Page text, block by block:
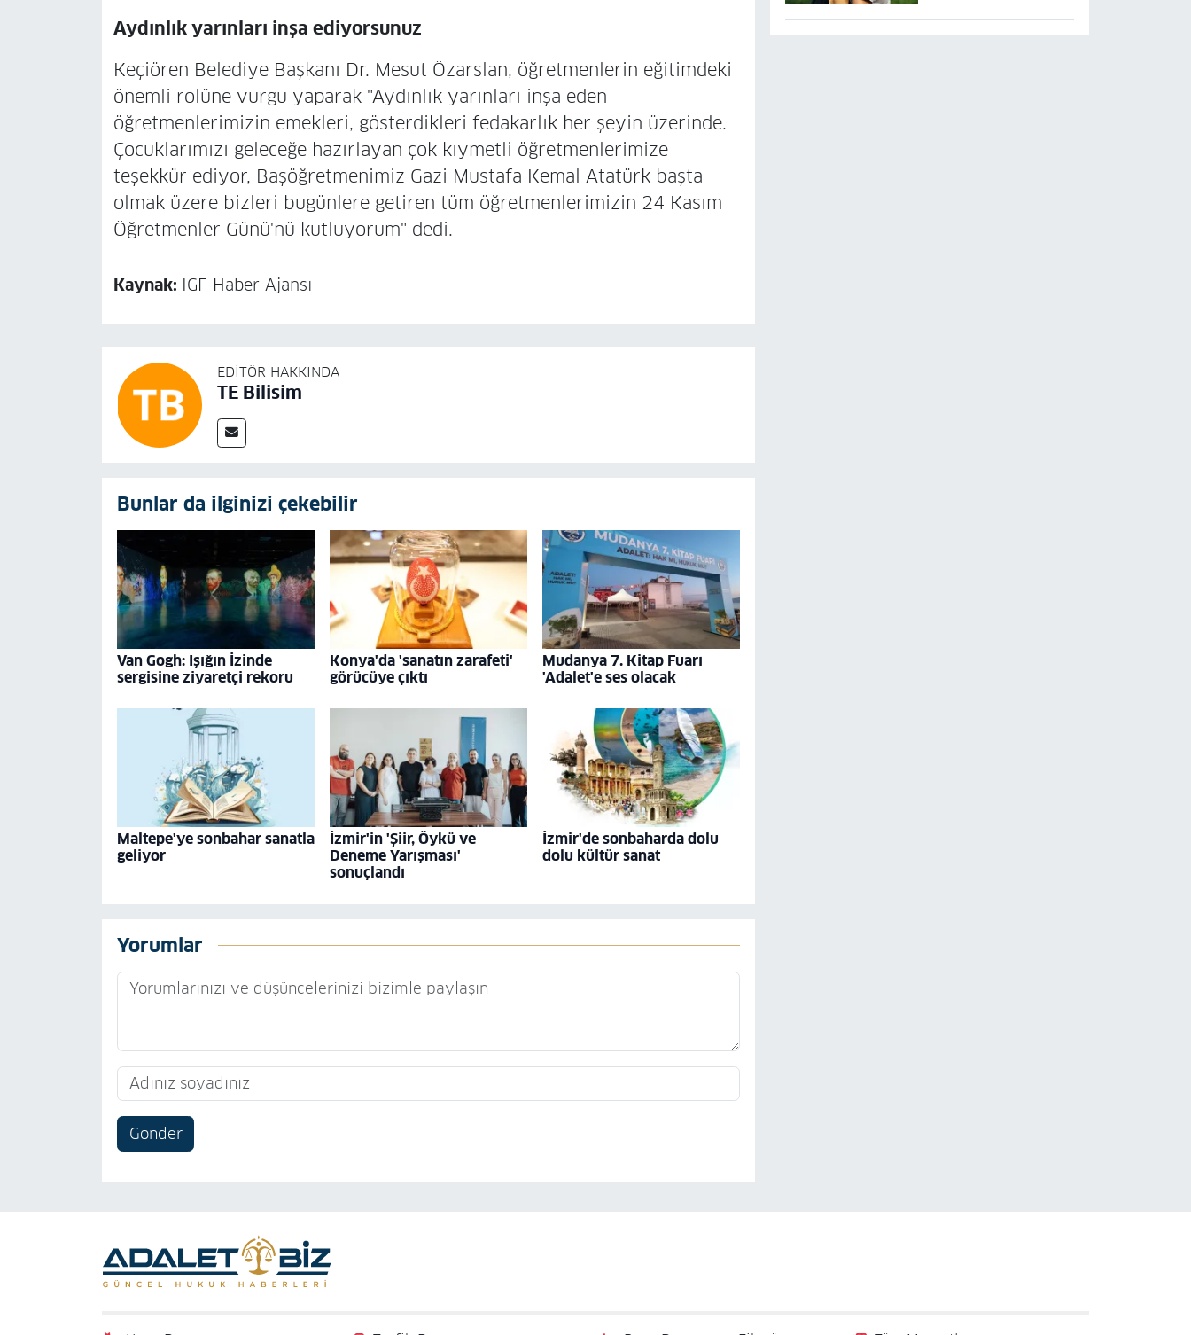
Aydınlık yarınları inşa ediyorsunuz
Keçiören Belediye Başkanı Dr. Mesut Özarslan, öğretmenlerin eğitimdeki
önemli rolüne vurgu yaparak "Aydınlık yarınları inşa eden
öğretmenlerimizin emekleri, gösterdikleri fedakarlık her şeyin üzerinde.
Çocuklarımızı geleceğe hazırlayan çok kıymetli öğretmenlerimize
teşekkür ediyor, Başöğretmenimiz Gazi Mustafa Kemal Atatürk başta
olmak üzere bizleri bugünlere getiren tüm öğretmenlerimizin 24 Kasım
Öğretmenler Günü'nü kutluyorum" dedi.
Kaynak: İGF Haber Ajansı
EDITÖR HAKKINDA
TE Bilisim
Bunlar da ilginizi çekebilir
Van Gogh: Işığın İzinde
sergisine ziyaretçi rekoru
Konya'da 'sanatın zarafeti'
görücüye çıktı
Mudanya 7. Kitap Fuarı
'Adalet'e ses olacak
Maltepe'ye sonbahar sanatla
geliyor
İzmir'in 'Şiir, Öykü ve
Deneme Yarışması'
sonuçlandı
İzmir'de sonbaharda dolu
dolu kültür sanat
Yorumlar
Gönder